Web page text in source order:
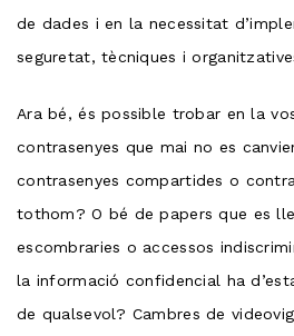
de dades i en la necessitat
seguretat, tècniques i
Ara bé, és possible trobar en la
contrasenyes que mai no es
contrasenyes compartides o
tothom? O bé de papers que es
escombraries o accessos
la informació confidencial ha
de qualsevol? Cambres de